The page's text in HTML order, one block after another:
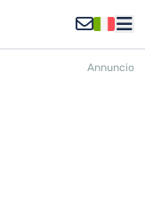
Annuncio